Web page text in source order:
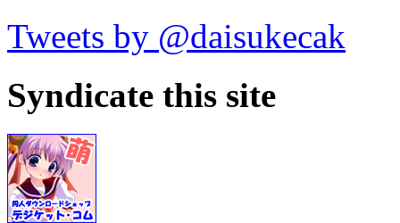
Tweets by @daisukecak
Syndicate this site